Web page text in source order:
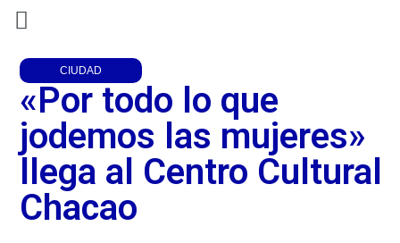
CIUDAD
«Por todo lo que
jodemos las mujeres»
llega al Centro Cultural
Chacao